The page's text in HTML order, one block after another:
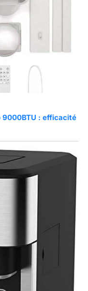
9000BTU : efficacité